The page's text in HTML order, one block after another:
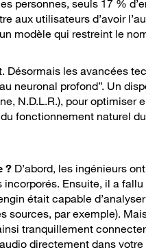
personnes, seuls 17 %
aux utilisateurs d’avoir
modèle qui restreint le
Désormais les avancées
neuronal profond”. Un
N.D.L.R.), pour optimiser
fonctionnement naturel
? D’abord, les ingénieurs
incorporés. Ensuite, il a
était capable
sources, par exemple).
tranquillement
directement dans